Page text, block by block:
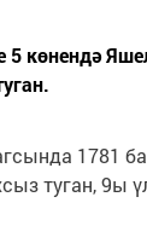
5 көнендә
1781
туган, 9ы